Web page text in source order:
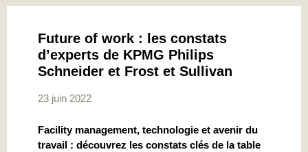
Future of work : les constats
d’experts de KPMG Philips
Schneider et Frost et Sullivan
23 juin 2022
Facility management, technologie et avenir du
travail : découvrez les constats clés de la table